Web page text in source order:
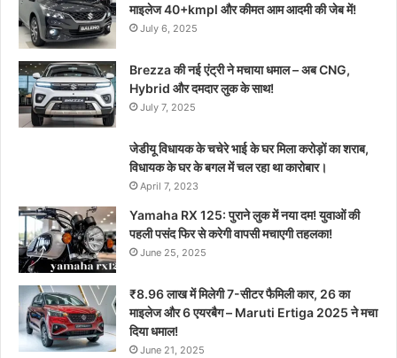
माइलेज 40+kmpl और कीमत आम आदमी की जेब में!
July 6, 2025
Brezza की नई एंट्री ने मचाया धमाल – अब CNG,
Hybrid और दमदार लुक के साथ!
July 7, 2025
जेडीयू विधायक के चचेरे भाई के घर मिला करोड़ों का शराब,
विधायक के घर के बगल में चल रहा था कारोबार।
April 7, 2023
Yamaha RX 125: पुराने लुक में नया दम! युवाओं की
पहली पसंद फिर से करेगी वापसी मचाएगी तहलका!
June 25, 2025
₹8.96 लाख में मिलेगी 7-सीटर फैमिली कार, 26 का
माइलेज और 6 एयरबैग – Maruti Ertiga 2025 ने मचा
दिया धमाल!
June 21, 2025